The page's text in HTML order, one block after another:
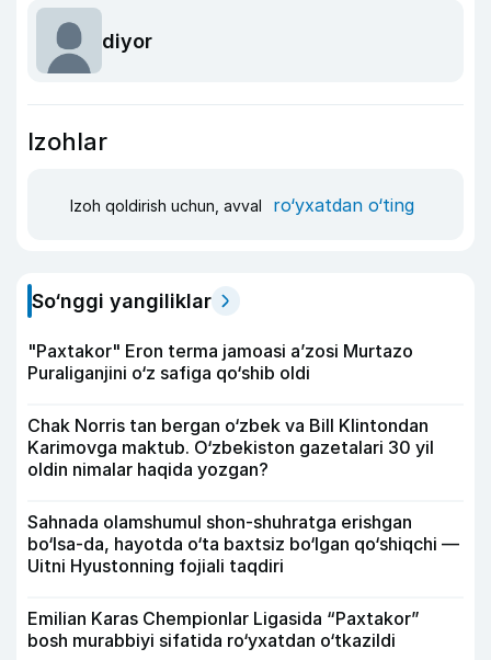
diyor
Izohlar
Izoh qoldirish uchun, avval ro‘yxatdan o‘ting
So‘nggi yangiliklar
"Paxtakor" Eron terma jamoasi a’zosi Murtazo
Puraliganjini o‘z safiga qo‘shib oldi
Chak Norris tan bergan o‘zbek va Bill Klintondan
Karimovga maktub. O‘zbekiston gazetalari 30 yil
oldin nimalar haqida yozgan?
Sahnada olamshumul shon-shuhratga erishgan
bo‘lsa-da, hayotda o‘ta baxtsiz bo‘lgan qo‘shiqchi —
Uitni Hyustonning fojiali taqdiri
Emilian Karas Chempionlar Ligasida “Paxtakor”
bosh murabbiyi sifatida ro‘yxatdan o‘tkazildi